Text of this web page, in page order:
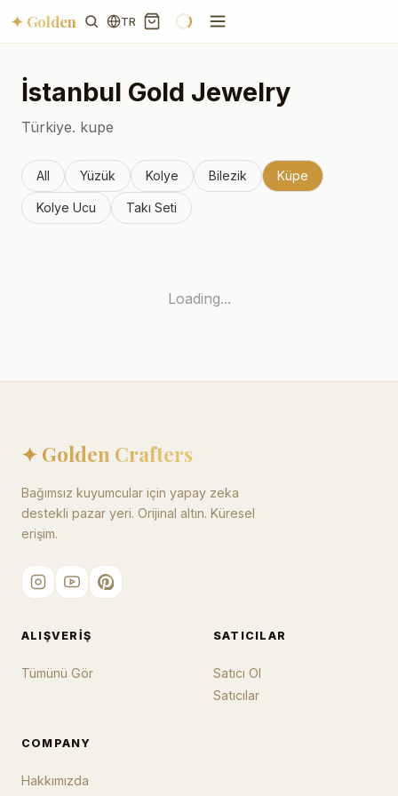
✦ Golden TR
İstanbul Gold Jewelry
Türkiye. kupe
All Yüzük Kolye Bilezik Küpe
Kolye Ucu Takı Seti
Loading...
✦ Golden Crafters
Bağımsız kuyumcular için yapay zeka
destekli pazar yeri. Orijinal altın. Küresel
erişim.
ALIŞVERIŞ
Tümünü Gör
SATICILAR
Satıcı Ol
Satıcılar
COMPANY
Hakkımızda